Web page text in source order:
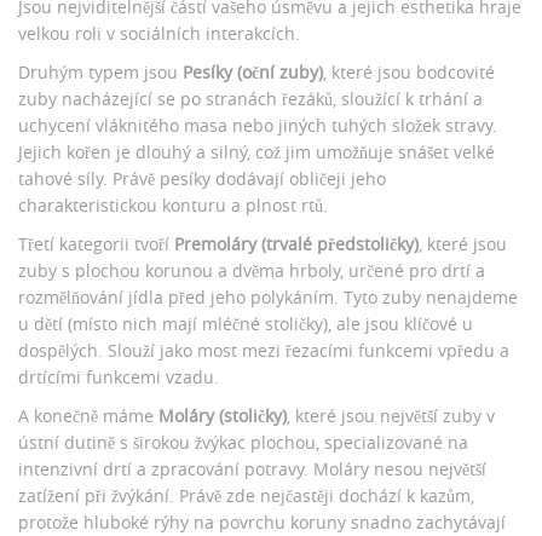
Jsou nejviditelnější částí vašeho úsměvu a jejich esthetika hraje
velkou roli v sociálních interakcích.
Druhým typem jsou Pesíky (oční zuby), které jsou bodcovité
zuby nacházející se po stranách řezáků, sloužící k trhání a
uchycení vláknitého masa nebo jiných tuhých složek stravy.
Jejich kořen je dlouhý a silný, což jim umožňuje snášet velké
tahové síly. Právě pesíky dodávají obličeji jeho
charakteristickou konturu a plnost rtů.
Třetí kategorii tvoří Premoláry (trvalé předstoličky), které jsou
zuby s plochou korunou a dvěma hrboly, určené pro drtí a
rozmělňování jídla před jeho polykáním. Tyto zuby nenajdeme
u dětí (místo nich mají mléčné stoličky), ale jsou klíčové u
dospělých. Slouží jako most mezi řezacími funkcemi vpředu a
drtícími funkcemi vzadu.
A konečně máme Moláry (stoličky), které jsou největší zuby v
ústní dutině s širokou žvýkac plochou, specializované na
intenzivní drtí a zpracování potravy. Moláry nesou největší
zatížení při žvýkání. Právě zde nejčastěji dochází k kazům,
protože hluboké rýhy na povrchu koruny snadno zachytávají